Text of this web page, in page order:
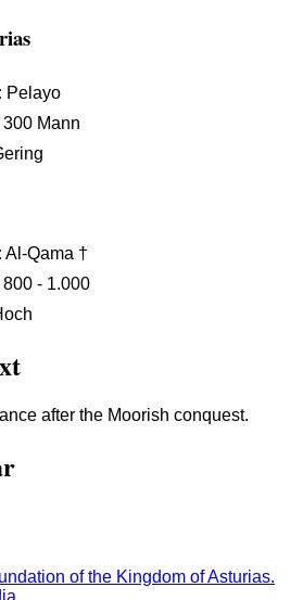
Pelayo
300 Mann
Al-Qama †
800 - 1.000
after the Moorish conquest.
of the Kingdom of Asturias.